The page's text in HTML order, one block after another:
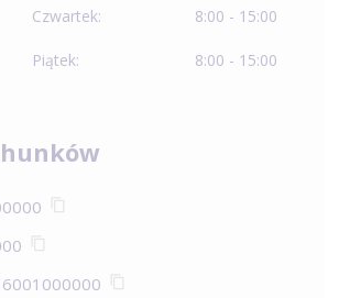
Czwartek: 8:00 - 15:00
Piątek: 8:00 - 15:00